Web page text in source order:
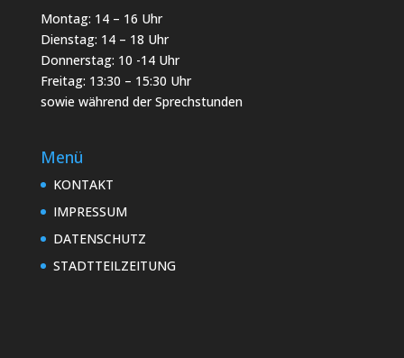
Montag: 14 – 16 Uhr
Dienstag: 14 – 18 Uhr
Donnerstag: 10 -14 Uhr
Freitag: 13:30 – 15:30 Uhr
sowie während der Sprechstunden
Menü
KONTAKT
IMPRESSUM
DATENSCHUTZ
STADTTEILZEITUNG